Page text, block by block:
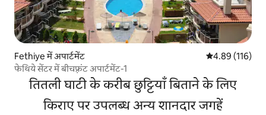
Fethiye में अपार्टमेंट औसत रेटिंग 5 में से
4.89 (116)
फेथिये सेंटर में बीचफ़्रंट अपार्टमेंट-1
तितली घाटी के करीब छुट्टियाँ बिताने के लिए
किराए पर उपलब्ध अन्य शानदार जगहें